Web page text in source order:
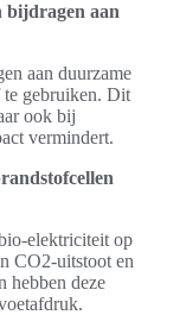
bijdragen aan
aan duurzame
te gebruiken. Dit
ook bij
vermindert.
elektriciteit op
CO2-uitstoot en
hebben deze